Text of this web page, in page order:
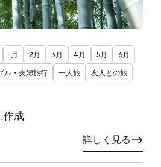
1月 2月 3月 4月 5月
6月
ル・夫婦旅行 一人旅
友人との旅
作成
詳しく見る